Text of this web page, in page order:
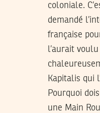
coloniale.
demandé
française
l’aurait
Kapitalis qui
Pourquoi
une Main